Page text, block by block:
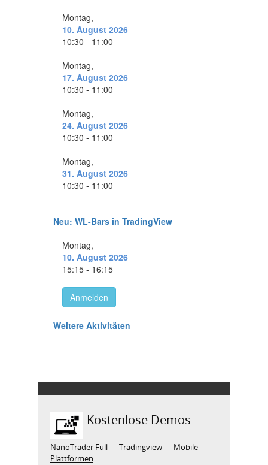
Kostenlose Demos
NanoTrader Full – Tradingview – Mobile
Plattformen